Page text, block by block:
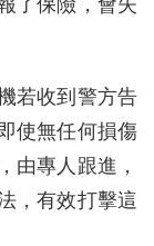
了保險，會失
若收到警方告
使無任何損傷
由專人跟進，
，有效打擊這